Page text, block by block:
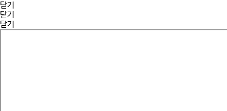
닫기
닫기
닫기